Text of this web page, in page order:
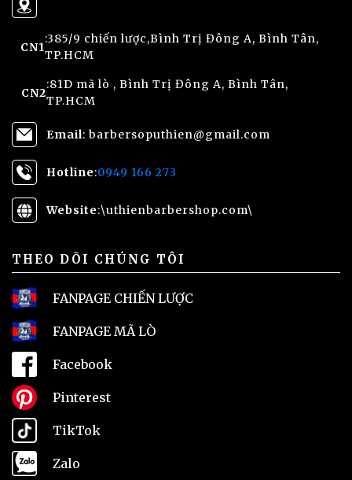
CN1
:385/9 chiến lược,Bình Trị Đông A, Bình Tân,
TP.HCM
CN2
:81D mã lò , Bình Trị Đông A, Bình Tân,
TP.HCM
Email: barbersoputhien@gmail.com
Hotline:0949 166 273
Website:\uthienbarbershop.com\
THEO DÕI CHÚNG TÔI
FANPAGE CHIẾN LƯỢC
FANPAGE MÃ LÒ
Facebook
Pinterest
TikTok
Zalo